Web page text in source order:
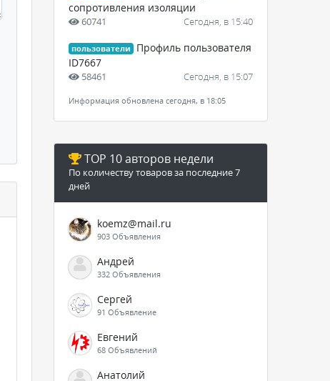
сопротивления изоляции
60741 Сегодня, в 15:40
пользователи
Профиль пользователя
ID7667
58461 Сегодня, в 15:07
Информация обновлена сегодня, в 18:05
TOP 10 авторов недели
По количеству товаров за последние 7
дней
koemz@mail.ru
903 Объявления
Андрей
332 Объявления
Сергей
91 Объявление
Евгений
68 Объявлений
Анатолий